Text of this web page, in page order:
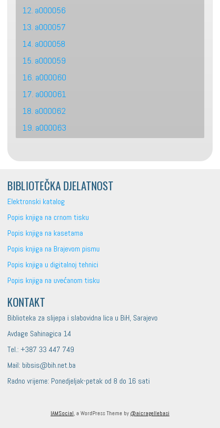
12. a000056
13. a000057
14. a000058
15. a000059
16. a000060
17. a000061
18. a000062
19. a000063
BIBLIOTEČKA DJELATNOST
Elektronski katalog
Popis knjiga na crnom tisku
Popis knjiga na kasetama
Popis knjiga na Brajevom pismu
Popis knjiga u digitalnoj tehnici
Popis knjiga na uvećanom tisku
KONTAKT
Biblioteka za slijepa i slabovidna lica u BiH, Sarajevo
Avdage Sahinagica 14
Tel.: +387 33 447 749
Mail: bibsis@bih.net.ba
Radno vrijeme: Ponedjeljak-petak od 8 do 16 sati
IAMSocial, a WordPress Theme by @aicragellebasi